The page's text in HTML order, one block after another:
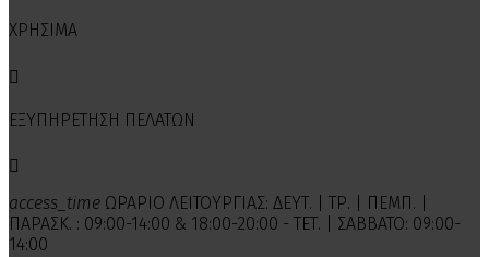
ΧΡΗΣΙΜΑ

ΕΞΥΠΗΡΕΤΗΣΗ ΠΕΛΑΤΩΝ

access_time ΩΡΑΡΙΟ ΛΕΙΤΟΥΡΓΙΑΣ: ΔΕΥΤ. | ΤΡ. | ΠΕΜΠ. |
ΠΑΡΑΣΚ. : 09:00-14:00 & 18:00-20:00 - ΤΕΤ. | ΣΑΒΒΑΤΟ: 09:00-
14:00